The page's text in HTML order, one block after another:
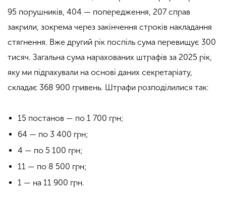
95 порушників, 404 — попередження, 207 справ
закрили, зокрема через закінчення строків накладання
стягнення. Вже другий рік поспіль сума перевищує 300
тисяч. Загальна сума нарахованих штрафів за 2025 рік,
яку ми підрахували на основі даних секретаріату,
складає 368 900 гривень. Штрафи розподілилися так:
15 постанов — по 1 700 грн;
64 — по 3 400 грн;
4 — по 5 100 грн;
11 — по 8 500 грн;
1 — на 11 900 грн.